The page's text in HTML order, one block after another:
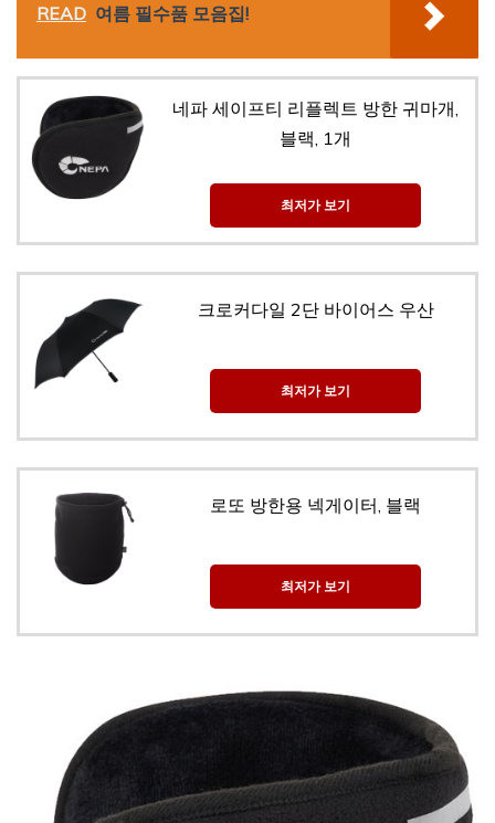
READ 여름 필수품 모음집!
네파 세이프티 리플렉트 방한 귀마개,
블랙, 1개
최저가 보기
크로커다일 2단 바이어스 우산
최저가 보기
로또 방한용 넥게이터, 블랙
최저가 보기